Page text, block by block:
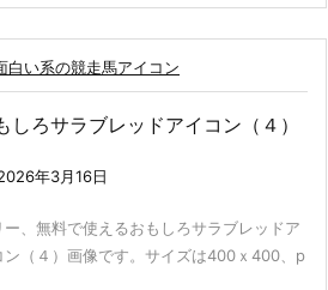
白い系の競走馬アイコン
しろサラブレッドアイコン（４）
年3月16日
ー、無料で使えるおもしろサラブレッドア
ン（４）画像です。サイズは400ｘ400、p